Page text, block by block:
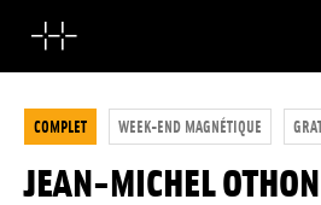
COMPLET WEEK-END MAGNÉTIQUE
JEAN-MICHEL